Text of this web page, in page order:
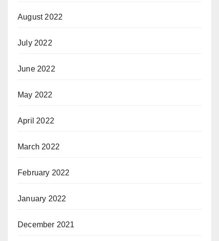
August 2022
July 2022
June 2022
May 2022
April 2022
March 2022
February 2022
January 2022
December 2021